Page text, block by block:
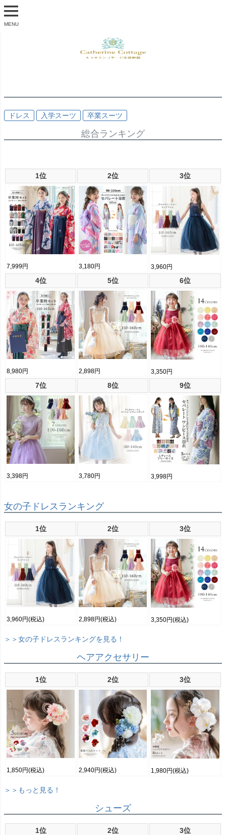
MENU
ドレス 入学スーツ 卒業スーツ
総合ランキング
1位 2位 3位
7,999円 3,180円 3,960円
4位 5位 6位
8,980円 2,898円 3,350円
7位 8位 9位
3,398円 3,780円 3,998円
女の子ドレスランキング
1位 2位 3位
3,960円(税込) 2,898円(税込) 3,350円(税込)
＞＞女の子ドレスランキングを見る！
ヘアアクセサリー
1位 2位 3位
1,850円(税込) 2,940円(税込) 1,980円(税込)
＞＞もっと見る！
シューズ
1位 2位 3位